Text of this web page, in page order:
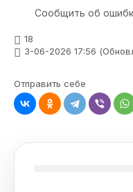
Сообщить об
18
3-06-2026 17:56
Отправить себе